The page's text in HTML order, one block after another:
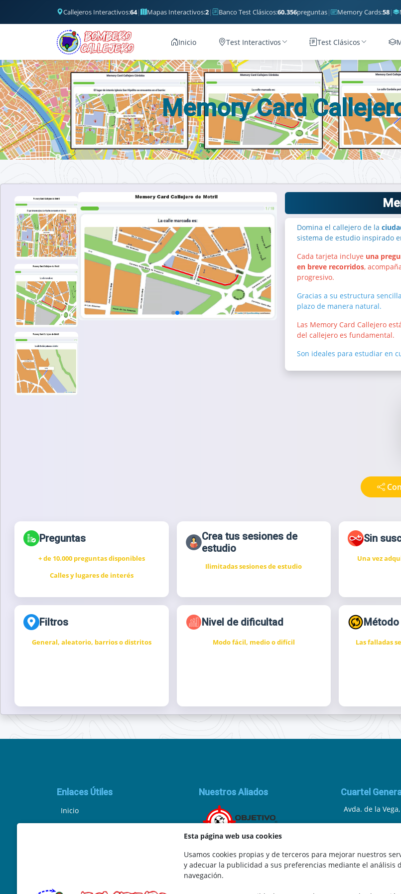
Callejeros Interactivos:64| Mapas Interactivos:2| Banco Test Clásicos:60.356preguntas| Memory Cards:58|
Inicio Test Interactivos Test Clásicos
Memory Card
Domina el callejero de la
sistema de estudio inspirado
Cada tarjeta incluye una
en breve recorridos,
progresivo.
Gracias a su estructura
plazo de manera natural.
Las Memory Card Callejero
del callejero es fundamental.
Son ideales para estudiar en
Preguntas
+ de 10.000 preguntas disponibles
Calles y lugares de interés
Crea tus sesiones de
estudio
Ilimitadas sesiones de estudio
Sin
Una vez
Filtros
General, aleatorio, barrios o distritos
Nivel de dificultad
Modo fácil, medio o difícil
Las falladas
Esta página web usa cookies
Usamos cookies propias y de terceros para mejorar nuestros
y adecuar la publicidad a sus preferencias mediante el análisis
navegación.
Enlaces Útiles
Inicio
Nuestros Aliados Cuartel
Avda. de la
España